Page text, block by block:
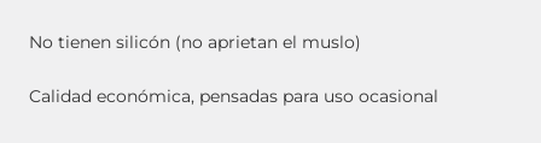
No tienen silicón (no aprietan el muslo)
Calidad económica, pensadas para uso ocasional